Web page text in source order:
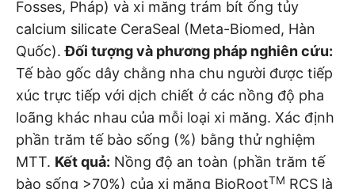
Fosses, Pháp) và xi măng trám bít ống tủy
calcium silicate CeraSeal (Meta-Biomed, Hàn
Quốc).Đối tượng và phương pháp nghiên cứu:
Tế bào gốc dây chằng nha chu người được tiếp
xúc trực tiếp với dịch chiết ở các nồng độ pha
loãng khác nhau của mỗi loại xi măng. Xác định
phần trăm tế bào sống (%) bằng thử nghiệm
MTT. Kết quả: Nồng độ an toàn (phần trăm tế
bào sống >70%) của xi măng BioRootTM RCS là